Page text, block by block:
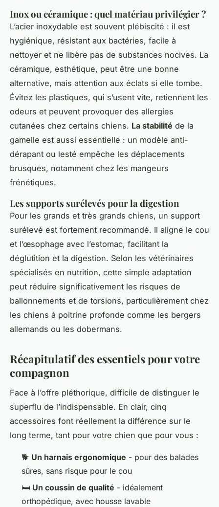
Inox ou céramique : quel matériau privilégier ?
L’acier inoxydable est souvent plébiscité : il est
hygiénique, résistant aux bactéries, facile à
nettoyer et ne libère pas de substances nocives. La
céramique, esthétique, peut être une bonne
alternative, mais attention aux éclats si elle tombe.
Évitez les plastiques, qui s’usent vite, retiennent les
odeurs et peuvent provoquer des allergies
cutanées chez certains chiens. La stabilité de la
gamelle est aussi essentielle : un modèle anti-
dérapant ou lesté empêche les déplacements
brusques, notamment chez les mangeurs
frénétiques.
Les supports surélevés pour la digestion
Pour les grands et très grands chiens, un support
surélevé est fortement recommandé. Il aligne le cou
et l’œsophage avec l’estomac, facilitant la
déglutition et la digestion. Selon les vétérinaires
spécialisés en nutrition, cette simple adaptation
peut réduire significativement les risques de
ballonnements et de torsions, particulièrement chez
les chiens à poitrine profonde comme les bergers
allemands ou les dobermans.
Récapitulatif des essentiels pour votre
compagnon
Face à l’offre pléthorique, difficile de distinguer le
superflu de l’indispensable. En clair, cinq
accessoires font réellement la différence sur le
long terme, tant pour votre chien que pour vous :
🐕 Un harnais ergonomique - pour des balades
sûres, sans risque pour le cou
🛏️ Un coussin de qualité - idéalement
orthopédique, avec housse lavable